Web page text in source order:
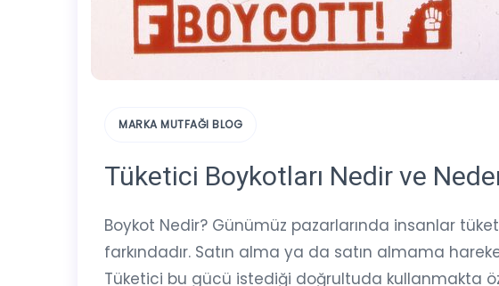
MARKA MUTFAĞI BLOG
Tüketici Boykotları Nedir ve
Boykot Nedir? Günümüz pazarlarında insanlar
farkındadır. Satın alma ya da satın almama
Tüketici bu gücü istediği doğrultuda kullanmakta